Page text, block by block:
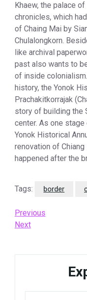
Khaew, the palace
chronicles, which
of Chaing Mai by
Chulalongkorn.
like archival
past also wants to
of inside
history, the Yonok
Prachakitkorrajak
story of building the
center. As one
Yonok Historical
renovation of
happened after the
Tags: border
Post
navigation
Previous
Post
Previous
Next
Next